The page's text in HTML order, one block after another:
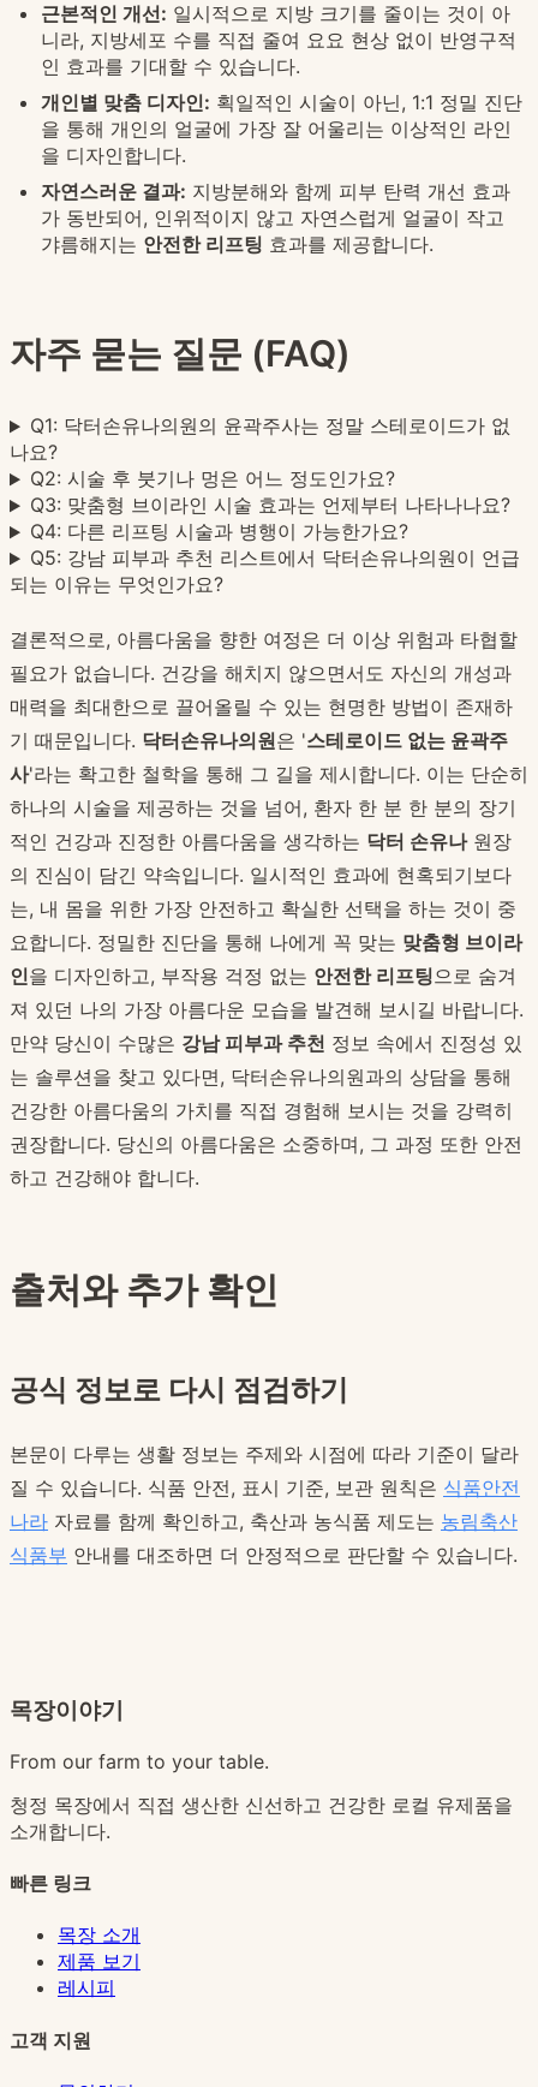
근본적인 개선: 일시적으로 지방 크기를 줄이는 것이 아
니라, 지방세포 수를 직접 줄여 요요 현상 없이 반영구적
인 효과를 기대할 수 있습니다.
개인별 맞춤 디자인: 획일적인 시술이 아닌, 1:1 정밀 진단
을 통해 개인의 얼굴에 가장 잘 어울리는 이상적인 라인
을 디자인합니다.
자연스러운 결과: 지방분해와 함께 피부 탄력 개선 효과
가 동반되어, 인위적이지 않고 자연스럽게 얼굴이 작고
갸름해지는 안전한 리프팅 효과를 제공합니다.
자주 묻는 질문 (FAQ)
Q1: 닥터손유나의원의 윤곽주사는 정말 스테로이드가 없
나요?
Q2: 시술 후 붓기나 멍은 어느 정도인가요?
Q3: 맞춤형 브이라인 시술 효과는 언제부터 나타나나요?
Q4: 다른 리프팅 시술과 병행이 가능한가요?
Q5: 강남 피부과 추천 리스트에서 닥터손유나의원이 언급
되는 이유는 무엇인가요?
결론적으로, 아름다움을 향한 여정은 더 이상 위험과 타협할
필요가 없습니다. 건강을 해치지 않으면서도 자신의 개성과
매력을 최대한으로 끌어올릴 수 있는 현명한 방법이 존재하
기 때문입니다. 닥터손유나의원은 '스테로이드 없는 윤곽주
사'라는 확고한 철학을 통해 그 길을 제시합니다. 이는 단순히
하나의 시술을 제공하는 것을 넘어, 환자 한 분 한 분의 장기
적인 건강과 진정한 아름다움을 생각하는 닥터 손유나원장
의 진심이 담긴 약속입니다. 일시적인 효과에 현혹되기보다
는, 내 몸을 위한 가장 안전하고 확실한 선택을 하는 것이 중
요합니다. 정밀한 진단을 통해 나에게 꼭 맞는 맞춤형 브이라
인을 디자인하고, 부작용 걱정 없는 안전한 리프팅으로 숨겨
져 있던 나의 가장 아름다운 모습을 발견해 보시길 바랍니다.
만약 당신이 수많은 강남 피부과 추천 정보 속에서 진정성 있
는 솔루션을 찾고 있다면, 닥터손유나의원과의 상담을 통해
건강한 아름다움의 가치를 직접 경험해 보시는 것을 강력히
권장합니다. 당신의 아름다움은 소중하며, 그 과정 또한 안전
하고 건강해야 합니다.
출처와 추가 확인
공식 정보로 다시 점검하기
본문이 다루는 생활 정보는 주제와 시점에 따라 기준이 달라
질 수 있습니다. 식품 안전, 표시 기준, 보관 원칙은 식품안전
나라 자료를 함께 확인하고, 축산과 농식품 제도는 농림축산
식품부 안내를 대조하면 더 안정적으로 판단할 수 있습니다.
목장이야기
From our farm to your table.
청정 목장에서 직접 생산한 신선하고 건강한 로컬 유제품을
소개합니다.
빠른 링크
목장 소개
제품 보기
레시피
고객 지원